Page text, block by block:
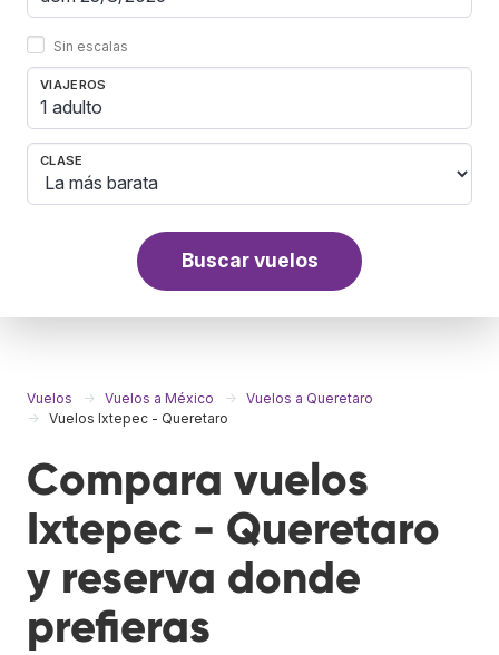
Sin escalas
VIAJEROS
1 adulto
CLASE
Buscar vuelos
Vuelos Vuelos a México
Vuelos a Queretaro
Vuelos Ixtepec - Queretaro
Compara vuelos
Ixtepec - Queretaro
y reserva donde
prefieras